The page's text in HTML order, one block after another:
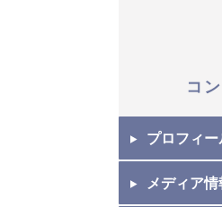
コ
プロフィ
メディア情